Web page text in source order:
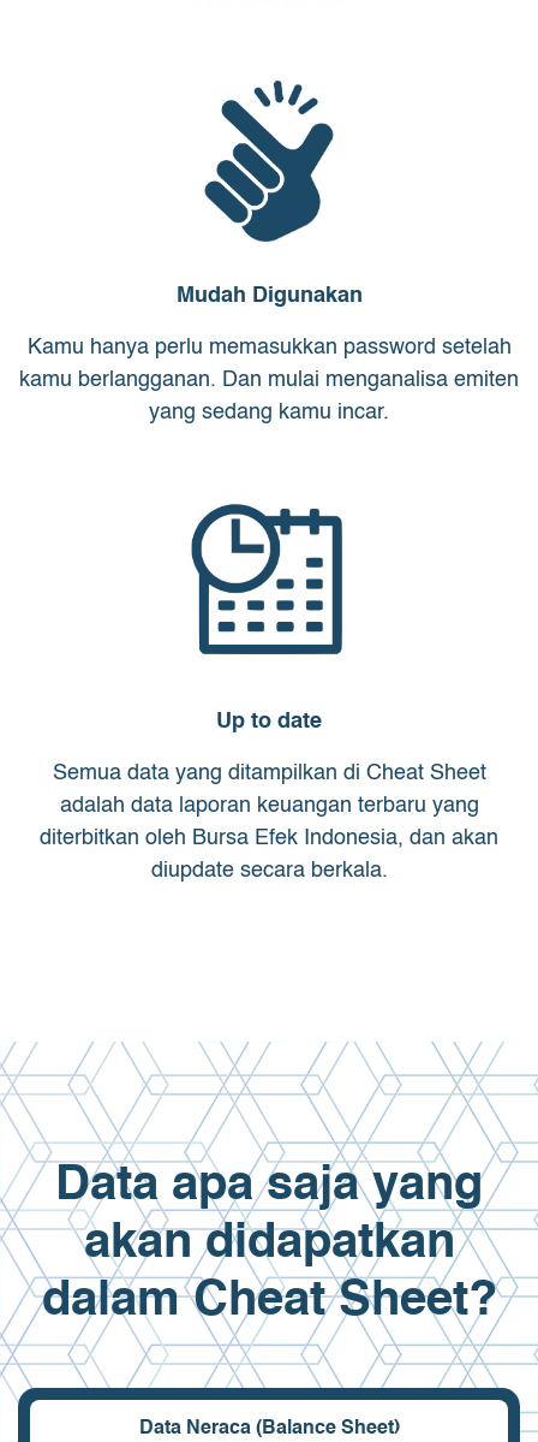
Mudah Digunakan
Kamu hanya perlu memasukkan password setelah
kamu berlangganan. Dan mulai menganalisa emiten
yang sedang kamu incar.
Up to date
Semua data yang ditampilkan di Cheat Sheet
adalah data laporan keuangan terbaru yang
diterbitkan oleh Bursa Efek Indonesia, dan akan
diupdate secara berkala.
Data apa saja yang
akan didapatkan
dalam Cheat Sheet?
Data Neraca (Balance Sheet)